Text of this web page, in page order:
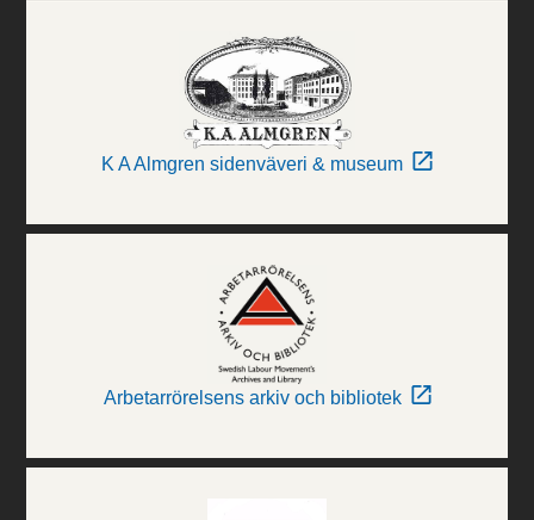
K A Almgren sidenväveri & museum
Arbetarrörelsens arkiv och bibliotek